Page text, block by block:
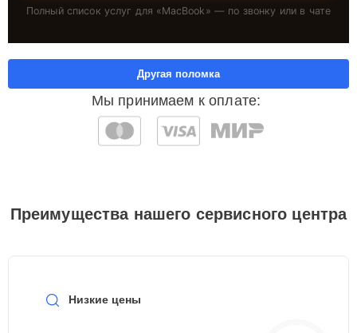
Полный список услуг для «MacBook » — по звонку или в чате
Мы принимаем к оплате:
Другая поломка
Преимущества нашего сервисного центра
Низкие цены